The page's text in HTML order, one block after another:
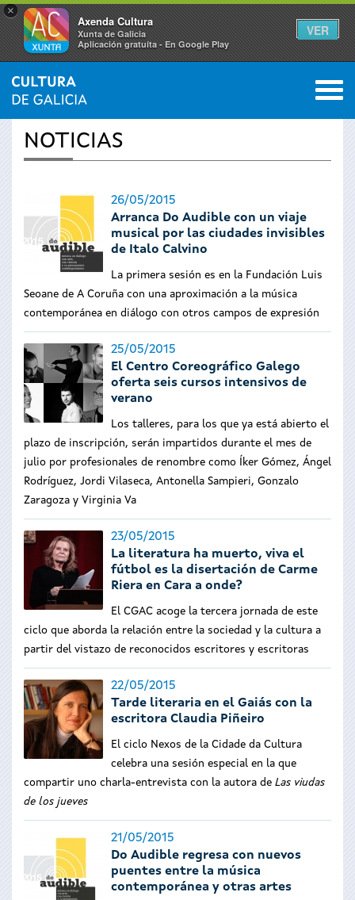
×
Axenda Cultura
Xunta de Galicia
Aplicación gratuíta - En Google Play
VER
Se
encuentra
usted
aquí
INICIO › ACTUALIDAD 0
NOTICIAS
26/05/2015
Arranca Do Audible con un viaje
musical por las ciudades invisibles
de Italo Calvino
La primera sesión es en la Fundación Luis
Seoane de A Coruña con una aproximación a la música
contemporánea en diálogo con otros campos de expresión
25/05/2015
El Centro Coreográfico Galego
oferta seis cursos intensivos de
verano
Los talleres, para los que ya está abierto el
plazo de inscripción, serán impartidos durante el mes de
julio por profesionales de renombre como Íker Gómez, Ángel
Rodríguez, Jordi Vilaseca, Antonella Sampieri, Gonzalo
Zaragoza y Virginia Va
23/05/2015
La literatura ha muerto, viva el
fútbol es la disertación de Carme
Riera en Cara a onde?
El CGAC acoge la tercera jornada de este
ciclo que aborda la relación entre la sociedad y la cultura a
partir del vistazo de reconocidos escritores y escritoras
22/05/2015
Tarde literaria en el Gaiás con la
escritora Claudia Piñeiro
El ciclo Nexos de la Cidade da Cultura
celebra una sesión especial en la que
compartir uno charla-entrevista con la autora de Las viudas
de los jueves
21/05/2015
Do Audible regresa con nuevos
puentes entre la música
contemporánea y otras artes